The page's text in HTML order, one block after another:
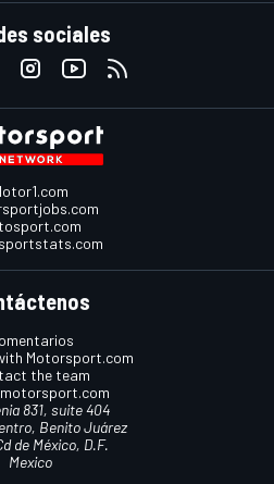
sociales
Motorsport.com
the team
831, suite 404
Benito Juárez
de México, D.F.
Mexico